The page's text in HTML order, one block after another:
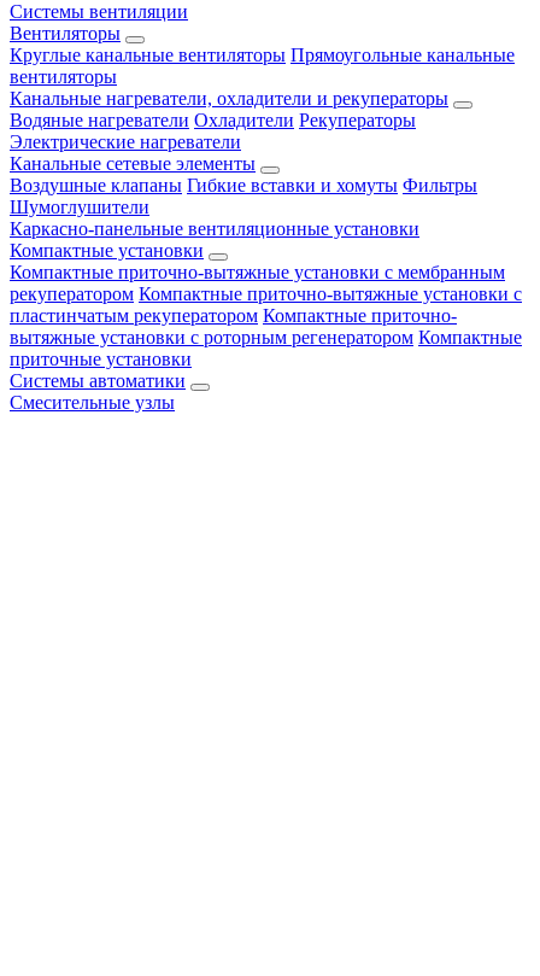
Системы вентиляции
Вентиляторы
Круглые канальные вентиляторы Прямоугольные канальные
вентиляторы
Канальные нагреватели, охладители и рекуператоры
Водяные нагреватели Охладители Рекуператоры
Электрические нагреватели
Канальные сетевые элементы
Воздушные клапаны Гибкие вставки и хомуты Фильтры
Шумоглушители
Каркасно-панельные вентиляционные установки
Компактные установки
Компактные приточно-вытяжные установки с мембранным
рекуператором Компактные приточно-вытяжные установки с
пластинчатым рекуператором Компактные приточно-
вытяжные установки с роторным регенератором Компактные
приточные установки
Системы автоматики
Смесительные узлы